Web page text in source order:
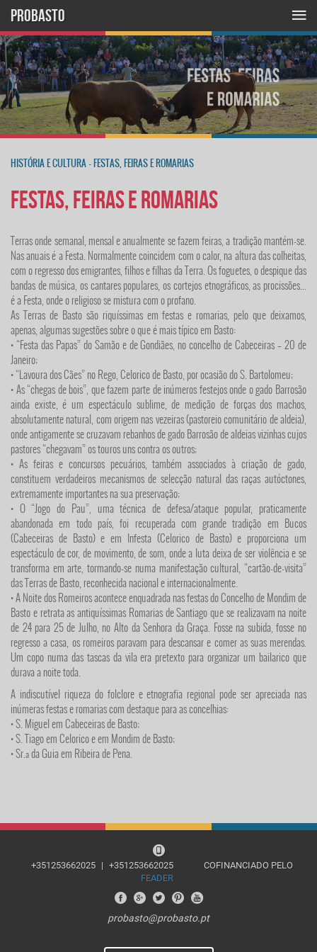
PROBASTO
HISTÓRIA E CULTURA - FESTAS, FEIRAS E ROMARIAS
Festas, Feiras e Romarias
Terras onde semanal, mensal e anualmente se fazem feiras, a tradição mantém-se.
Nas anuais é a Festa. Normalmente coincidem com o calor, na altura das colheitas,
com o regresso dos emigrantes, filhos e filhas da Terra. Os foguetes, o despique das
bandas de música, os cantares populares, os cortejos etnográficos, as procissões...
é a Festa, onde o religioso se mistura com o profano.
As Terras de Basto são riquíssimas em festas e romarias, pelo que deixamos,
apenas, algumas sugestões sobre o que é mais típico em Basto:
• “Festa das Papas” do Samão e de Gondiães, no concelho de Cabeceiras – 20 de
Janeiro;
• “Lavoura dos Cães” no Rego, Celorico de Basto, por ocasião do S. Bartolomeu;
• As “chegas de bois”, que fazem parte de inúmeros festejos onde o gado Barrosão
ainda existe, é um espectáculo sublime, de medição de forças dos machos,
absolutamente natural, com origem nas vezeiras (pastoreio comunitário de aldeia),
onde antigamente se cruzavam rebanhos de gado Barrosão de aldeias vizinhas cujos
pastores “chegavam” os touros uns contra os outros;
• As feiras e concursos pecuários, também associados à criação de gado,
constituem verdadeiros mecanismos de selecção natural das raças autóctones,
extremamente importantes na sua preservação;
• O “Jogo do Pau”, uma técnica de defesa/ataque popular, praticamente
abandonada em todo país, foi recuperada com grande tradição em Bucos
(Cabeceiras de Basto) e em Infesta (Celorico de Basto) e proporciona um
espectáculo de cor, de movimento, de som, onde a luta deixa de ser violência e se
transforma em arte, tormando-se numa manifestação cultural, “cartão-de-visita”
das Terras de Basto, reconhecida nacional e internacionalmente.
• A Noite dos Romeiros acontece enquadrada nas festas do Concelho de Mondim de
Basto e retrata as antiquíssimas Romarias de Santiago que se realizavam na noite
de 24 para 25 de Julho, no Alto da Senhora da Graça. Fosse na subida, fosse no
regresso a casa, os romeiros paravam para descansar e comer as suas merendas.
Um copo numa das tascas da vila era pretexto para organizar um bailarico que
durava a noite toda.
A indiscutível riqueza do folclore e etnografia regional pode ser apreciada nas
inúmeras festas e romarias com destaque para as concelhias:
• S. Miguel em Cabeceiras de Basto;
• S. Tiago em Celorico e em Mondim de Basto;
• Sr.ª da Guia em Ribeira de Pena.
+351253662025 | +351253662025
COFINANCIADO PELO
FEADER
probasto@probasto.pt